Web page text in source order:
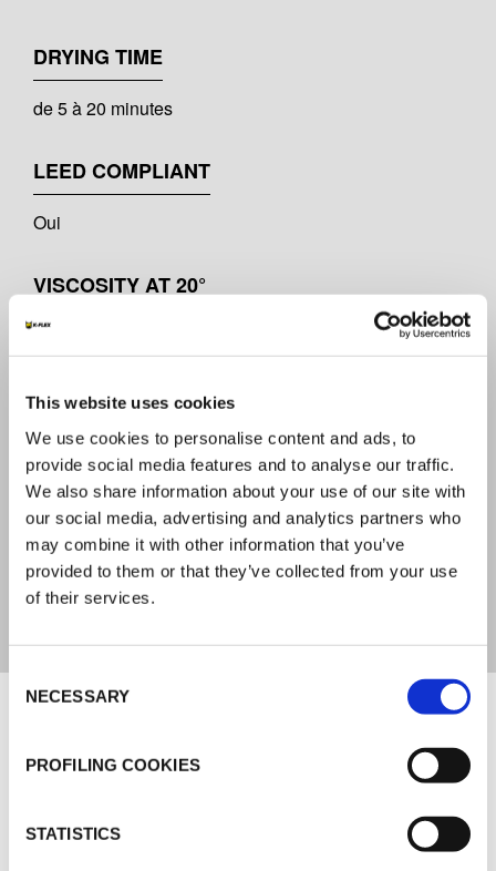
This website uses cookies
We use cookies to personalise content and ads, to
provide social media features and to analyse our traffic.
We also share information about your use of our site with
our social media, advertising and analytics partners who
may combine it with other information that you’ve
provided to them or that they’ve collected from your use
of their services.
Consent
Selection
NECESSARY
PROFILING COOKIES
STATISTICS
DRYING TIME
de 5 à 20 minutes
LEED COMPLIANT
Oui
VISCOSITY AT 20°
1300 mPa.s (±15%) ICF N° 07
TENEUR EN COV (COMPOSÉS
ORGANIQUES VOLATILS)
< 250 g/l (Règle SCAQMD 1168)
DURÉE DE CONSERVATION
6 mois
MARKETING